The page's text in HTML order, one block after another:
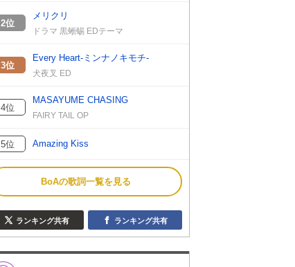
2位
メリクリ
ドラマ 黒蜥蜴 EDテーマ
3位
Every Heart-ミンナノキモチ-
犬夜叉 ED
4位
MASAYUME CHASING
FAIRY TAIL OP
5位 Amazing Kiss
BoAの歌詞一覧を見る
ランキング共有 ランキング共有